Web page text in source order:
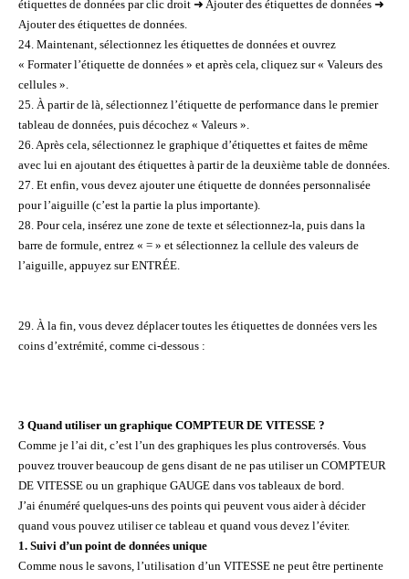
étiquettes de données par clic droit ➜ Ajouter des étiquettes de données ➜
Ajouter des étiquettes de données.
24. Maintenant, sélectionnez les étiquettes de données et ouvrez
« Formater l’étiquette de données » et après cela, cliquez sur « Valeurs des
cellules ».
25. À partir de là, sélectionnez l’étiquette de performance dans le premier
tableau de données, puis décochez « Valeurs ».
26. Après cela, sélectionnez le graphique d’étiquettes et faites de même
avec lui en ajoutant des étiquettes à partir de la deuxième table de données.
27. Et enfin, vous devez ajouter une étiquette de données personnalisée
pour l’aiguille (c’est la partie la plus importante).
28. Pour cela, insérez une zone de texte et sélectionnez-la, puis dans la
barre de formule, entrez « = » et sélectionnez la cellule des valeurs de
l’aiguille, appuyez sur ENTRÉE.
29. À la fin, vous devez déplacer toutes les étiquettes de données vers les
coins d’extrémité, comme ci-dessous :
3 Quand utiliser un graphique COMPTEUR DE VITESSE ?
Comme je l’ai dit, c’est l’un des graphiques les plus controversés. Vous
pouvez trouver beaucoup de gens disant de ne pas utiliser un COMPTEUR
DE VITESSE ou un graphique GAUGE dans vos tableaux de bord.
J’ai énuméré quelques-uns des points qui peuvent vous aider à décider
quand vous pouvez utiliser ce tableau et quand vous devez l’éviter.
1. Suivi d’un point de données unique
Comme nous le savons, l’utilisation d’un VITESSE ne peut être pertinente